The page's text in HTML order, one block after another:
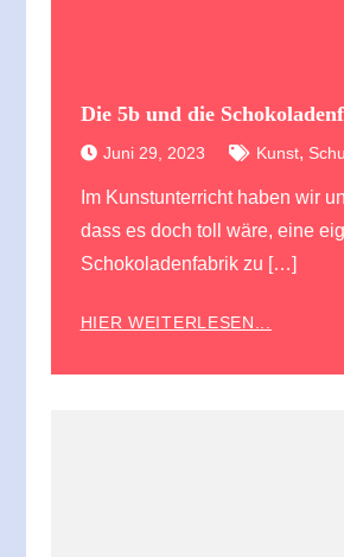
Die 5b und die
Juni 29, 2023 Kunst,
Im Kunstunterricht haben wir
dass es doch toll wäre, eine
Schokoladenfabrik zu […]
HIER WEITERLESEN...